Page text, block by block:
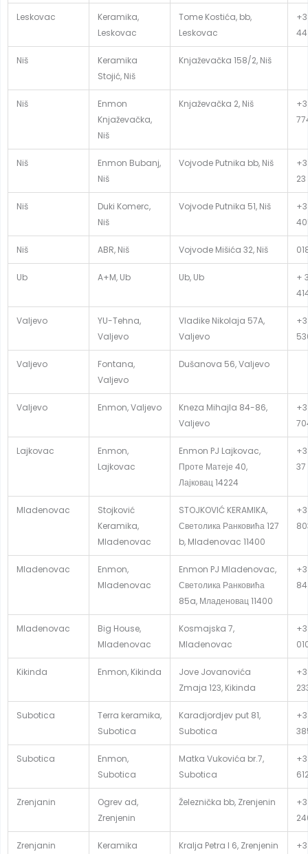
Leskovac
Keramika,
Leskovac
Tome Kostića, bb,
Leskovac
Niš
Keramika
Stojić, Niš
Knjaževačka 158/2, Niš
Niš
Enmon
Knjaževačka,
Niš
Knjaževačka 2, Niš
Niš
Enmon Bubanj,
Niš
Vojvode Putnika bb, Niš
Niš
Duki Komerc,
Niš
Vojvode Putnika 51, Niš
Niš ABR, Niš Vojvode Mišića 32, Niš
Ub A+M, Ub Ub, Ub
+
Valjevo
YU-Tehna,
Valjevo
Vladike Nikolaja 57A,
Valjevo
Valjevo
Fontana,
Valjevo
Dušanova 56, Valjevo
Valjevo Enmon, Valjevo
Kneza Mihajla 84-86,
Valjevo
Lajkovac
Enmon,
Lajkovac
Enmon PJ Lajkovac,
Проте Матеје 40,
Лајковац 14224
37
Mladenovac
Stojković
Keramika,
Mladenovac
STOJKOVIĆ KERAMIKA,
Светолика Ранковића 127
b, Mladenovac 11400
Mladenovac
Enmon,
Mladenovac
Enmon PJ Mladenovac,
Светолика Ранковића
85a, Младеновац 11400
84
Mladenovac
Big House,
Mladenovac
Kosmajska 7,
Mladenovac
Kikinda Enmon, Kikinda
Jove Jovanovića
Zmaja 123, Kikinda
Subotica
Terra keramika,
Subotica
Karadjordjev put 81,
Subotica
Subotica
Enmon,
Subotica
Matka Vukovića br.7,
Subotica
Zrenjanin
Ogrev ad,
Zrenjenin
Železnička bb, Zrenjenin
Zrenjanin
Keramika
Kralja Petra I 6, Zrenjenin